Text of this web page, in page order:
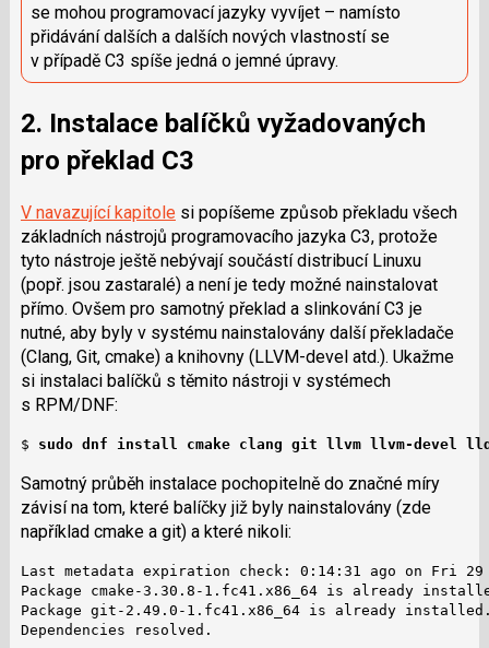
se mohou programovací jazyky vyvíjet – namísto
přidávání dalších a dalších nových vlastností se
v případě C3 spíše jedná o jemné úpravy.
2. Instalace balíčků vyžadovaných
pro překlad C3
V navazující kapitolesi popíšeme způsob překladu všech
základních nástrojů programovacího jazyka C3, protože
tyto nástroje ještě nebývají součástí distribucí Linuxu
(popř. jsou zastaralé) a není je tedy možné nainstalovat
přímo. Ovšem pro samotný překlad a slinkování C3 je
nutné, aby byly v systému nainstalovány další překladače
(Clang, Git, cmake) a knihovny (LLVM-devel atd.). Ukažme
si instalaci balíčků s těmito nástroji v systémech
s RPM/DNF:
$ sudo dnf install cmake clang git llvm llvm-devel
Samotný průběh instalace pochopitelně do značné míry
závisí na tom, které balíčky již byly nainstalovány (zde
například cmake a git) a které nikoli:
Last metadata expiration check: 0:14:31 ago on Fri 29
Package cmake-3.30.8-1.fc41.x86_64 is already
Package git-2.49.0-1.fc41.x86_64 is already
Dependencies resolved.